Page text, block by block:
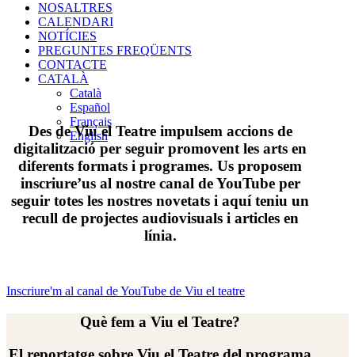
NOSALTRES
CALENDARI
NOTÍCIES
PREGUNTES FREQÜENTS
CONTACTE
CATALÀ
Català
Español
Français
English
Des de Viu el Teatre impulsem accions de
digitalització per seguir promovent les arts en
diferents formats i programes. Us proposem
inscriure’us al nostre canal de YouTube per
seguir totes les nostres novetats i aquí teniu un
recull de projectes audiovisuals i articles en
línia.
Inscriure'm al canal de YouTube de Viu el teatre
Què fem a Viu el Teatre?